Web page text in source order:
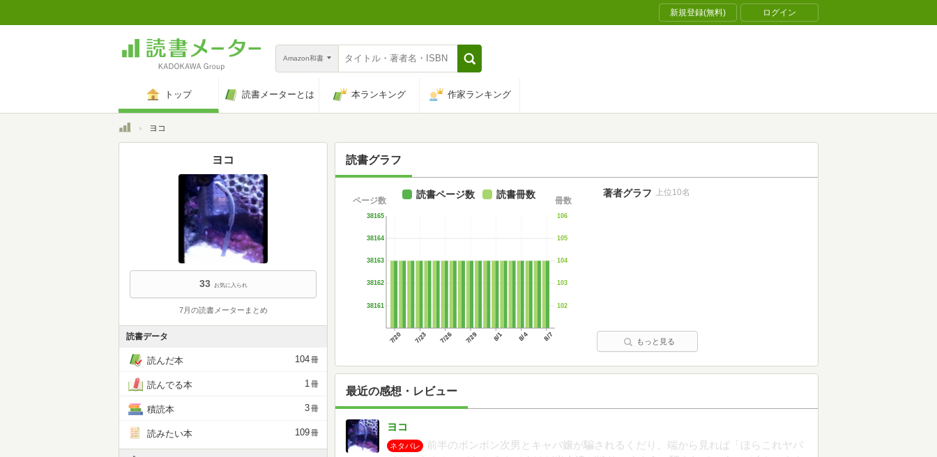
新規登録(無料) ログイン
Amazon和書
トップ 読書メーターとは 本ランキング 作家ランキング
トップヨコ
読書グラフ
7/20 7/23 7/26 7/29 8/1 8/4 8/7
38161
38162
38163
38164
38165
ページ数
102
103
104
105
106
冊数
読書ページ数 読書冊数 著者グラフ 上位10名
もっと見る
最近の感想・レビュー
ヨコ
ネタバレ
前半のボンボン次男とキャバ嬢が騙されるくだり、端から見れば「ほらこれヤバ
ヨコ
33 お気に入られ
7月の読書メーターまとめ
読書データ
読んだ本 104冊
読んでる本 1冊
積読本 3冊
読みたい本 109冊